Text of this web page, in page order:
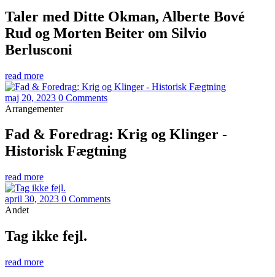
Taler med Ditte Okman, Alberte Bové
Rud og Morten Beiter om Silvio
Berlusconi
read more
maj 20, 2023 0 Comments
Arrangementer
Fad & Foredrag: Krig og Klinger -
Historisk Fægtning
read more
april 30, 2023 0 Comments
Andet
Tag ikke fejl.
read more